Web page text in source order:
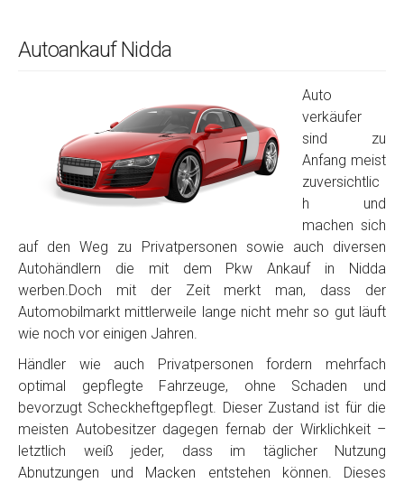
Autoankauf Nidda
Auto
verkäufer
sind zu
Anfang meist
zuversichtlic
h und
machen sich
auf den Weg zu Privatpersonen sowie auch diversen
Autohändlern die mit dem Pkw Ankauf in Nidda
werben.Doch mit der Zeit merkt man, dass der
Automobilmarkt mittlerweile lange nicht mehr so gut läuft
wie noch vor einigen Jahren.
Händler wie auch Privatpersonen fordern mehrfach
optimal gepflegte Fahrzeuge, ohne Schaden und
bevorzugt Scheckheftgepflegt. Dieser Zustand ist für die
meisten Autobesitzer dagegen fernab der Wirklichkeit –
letztlich weiß jeder, dass im täglicher Nutzung
Abnutzungen und Macken entstehen können. Dieses